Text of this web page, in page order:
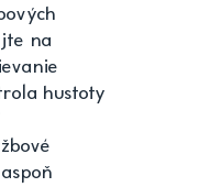
na
hustoty